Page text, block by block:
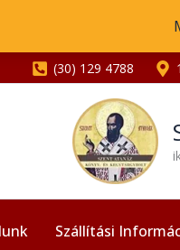
(30) 129 4788
Szállítási